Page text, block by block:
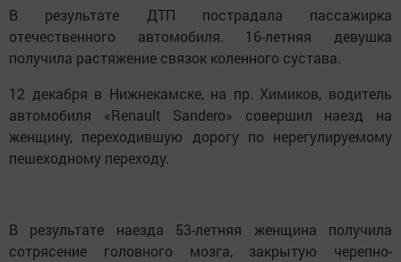
В результате ДТП пострадала пассажирка
отечественного автомобиля. 16-летняя девушка
получила растяжение связок коленного сустава.
12 декабря в Нижнекамске, на пр. Химиков, водитель
автомобиля «Renault Sandero» совершил наезд на
женщину, переходившую дорогу по нерегулируемому
пешеходному переходу.
В результате наезда 53-летняя женщина получила
сотрясение головного мозга, закрытую черепно-